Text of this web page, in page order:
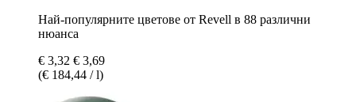
Най-популярните цветове от Revell в 88 различни
нюанса
€ 3,32 € 3,69
(€ 184,44 / l)